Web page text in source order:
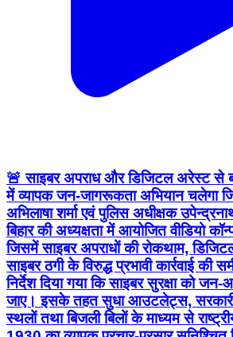
🚨 साइबर अपराध और डिजिटल अरेस्ट से
में व्यापक जन-जागरूकता अभियान चलेगा
अभिलाषा शर्मा एवं पुलिस अधीक्षक
बिहार की अध्यक्षता में आयोजित वीडियो
जिसमें साइबर अपराधों की रोकथाम,
साइबर ठगी के विरुद्ध प्रभावी कार्रवाई की
निर्देश दिया गया कि साइबर सुरक्षा को
जाए। इसके तहत सुधा आउटलेट्स, सरकारी
स्थलों तथा बिजली बिलों के माध्यम से